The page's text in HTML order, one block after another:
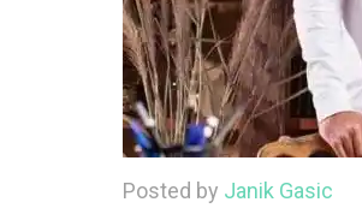
Posted by Janik Gasic